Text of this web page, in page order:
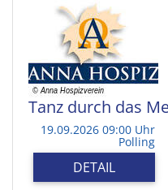
Tanz durch das
19.09.2026 09:00 Uhr
Polling
DETAIL